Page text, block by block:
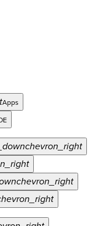
Apps
chevron_right
chevron_right